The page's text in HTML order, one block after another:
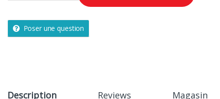
Poser une question
Description Reviews Magasin